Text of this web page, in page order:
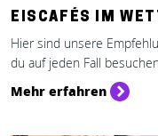
EISCAFÉS IM
Hier sind unsere
du auf jeden Fall
Mehr erfahren